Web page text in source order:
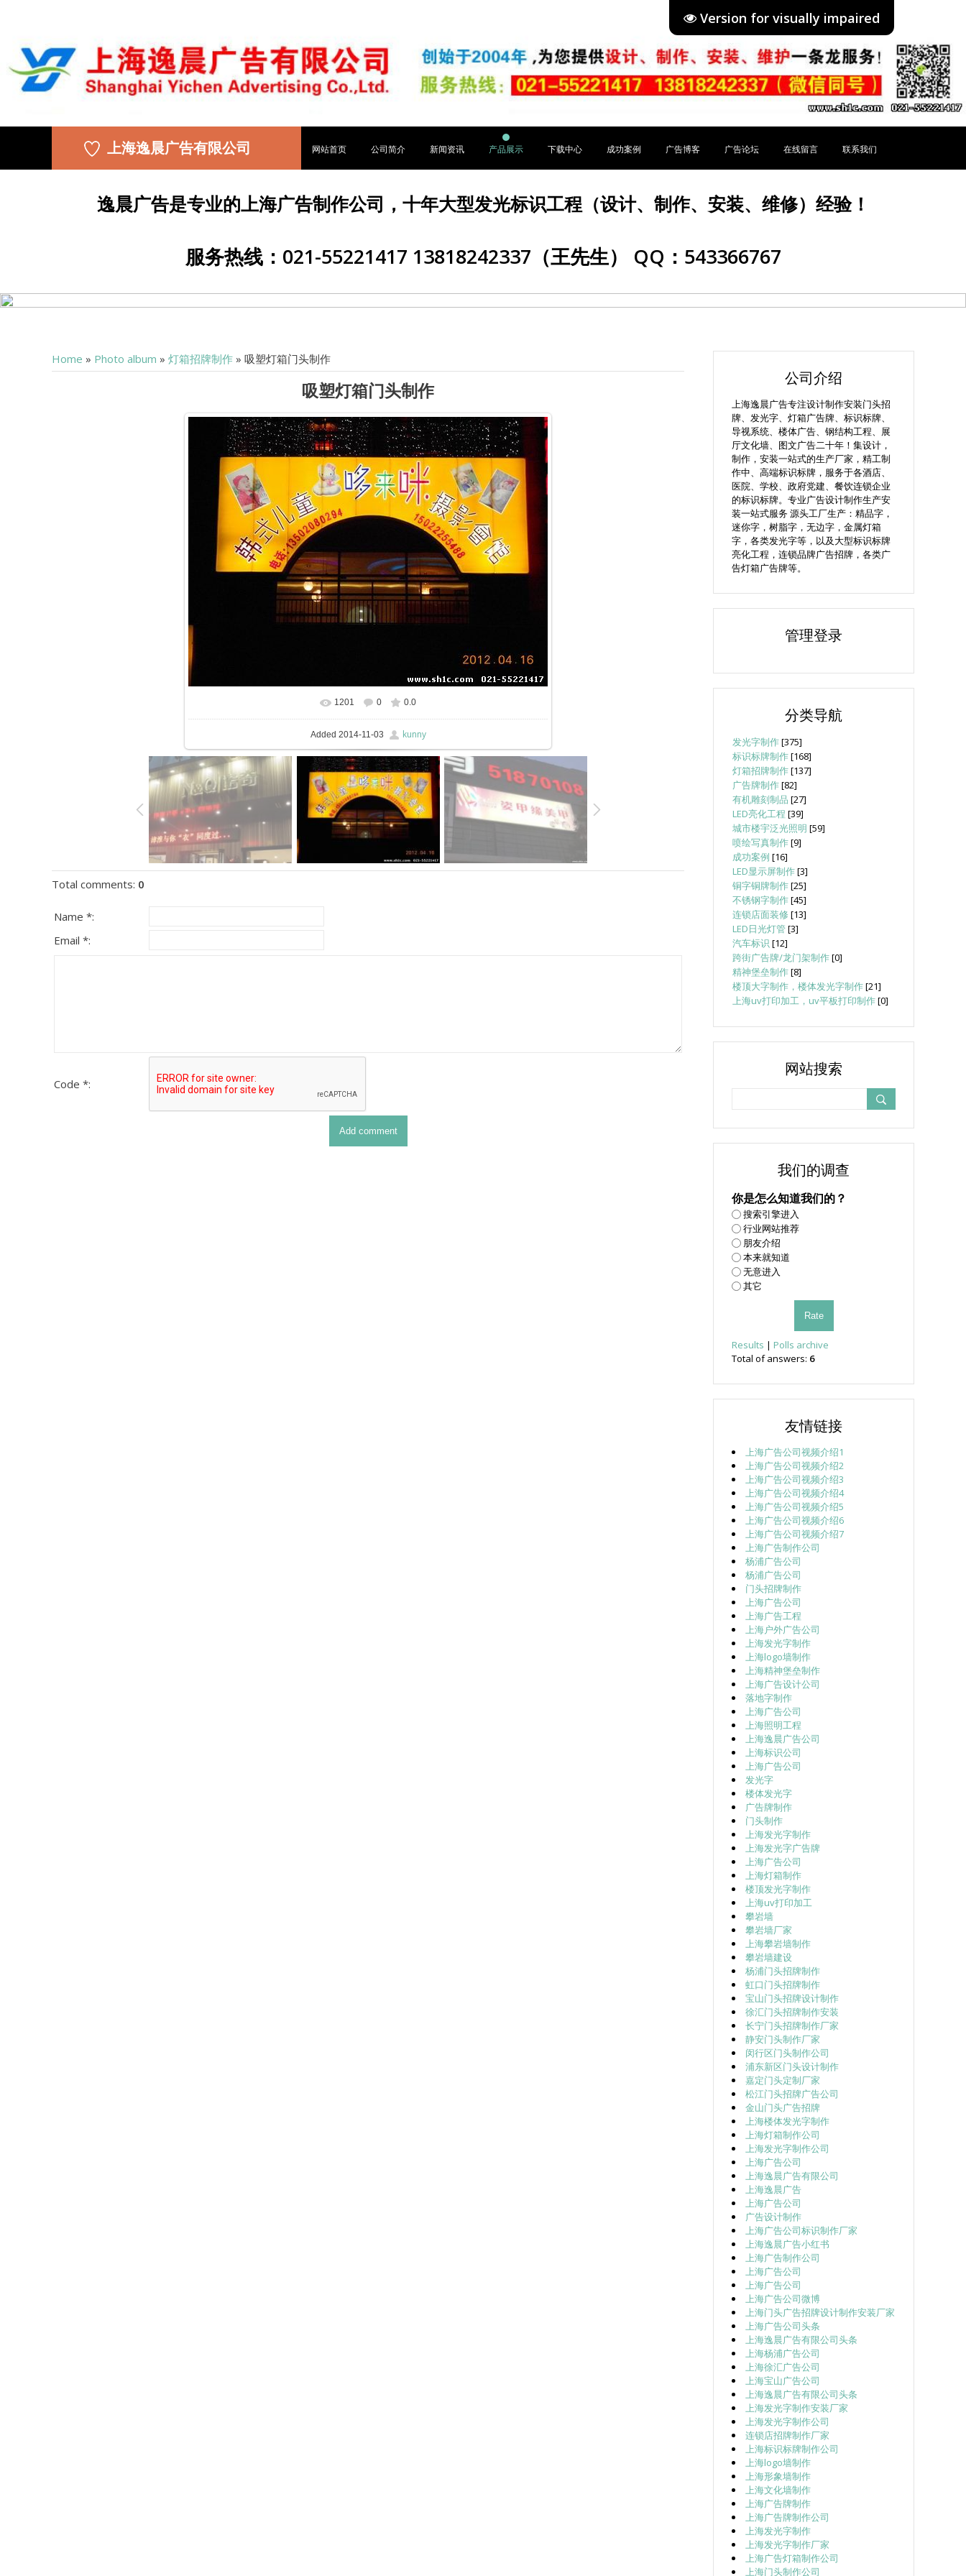
Version for visually impaired
上海逸晨广告有限公司 网站首页 公司简介 新闻资讯 产品展示 下载中心 成功案例 广告博客 广告论坛 在线留言 联系我们
逸晨广告是专业的上海广告制作公司，十年大型发光标识工程（设计、制作、安装、维修）经验！
服务热线：021-55221417 13818242337（王先生） QQ：543366767
Home » Photo album » 灯箱招牌制作 » 吸塑灯箱门头制作
吸塑灯箱门头制作
1201 0 0.0
Added 2014-11-03 kunny
Total comments: 0
Name *:
Email *:
Code *:
公司介绍
上海逸晨广告专注设计制作安装门头招
牌、发光字、灯箱广告牌、标识标牌、
导视系统、楼体广告、钢结构工程、展
厅文化墙、图文广告二十年！集设计，
制作，安装一站式的生产厂家，精工制
作中、高端标识标牌，服务于各酒店、
医院、学校、政府党建、餐饮连锁企业
的标识标牌。专业广告设计制作生产安
装一站式服务 源头工厂生产：精品字，
迷你字，树脂字，无边字，金属灯箱
字，各类发光字等，以及大型标识标牌
亮化工程，连锁品牌广告招牌，各类广
告灯箱广告牌等。
管理登录
分类导航
发光字制作[375]
标识标牌制作[168]
灯箱招牌制作[137]
广告牌制作[82]
有机雕刻制品 [27]
LED亮化工程 [39]
城市楼宇泛光照明 [59]
喷绘写真制作[9]
成功案例 [16]
LED显示屏制作[3]
铜字铜牌制作[25]
不锈钢字制作[45]
连锁店面装修 [13]
LED日光灯管[3]
汽车标识 [12]
跨街广告牌/龙门架制作[0]
精神堡垒制作[8]
楼顶大字制作，楼体发光字制作[21]
上海uv打印加工，uv平板打印制作[0]
网站搜索
我们的调查
你是怎么知道我们的？
搜索引擎进入
行业网站推荐
朋友介绍
本来就知道
无意进入
其它
Results | Polls archive
Total of answers: 6
友情链接
上海广告公司视频介绍1
上海广告公司视频介绍2
上海广告公司视频介绍3
上海广告公司视频介绍4
上海广告公司视频介绍5
上海广告公司视频介绍6
上海广告公司视频介绍7
上海广告制作公司
杨浦广告公司
杨浦广告公司
门头招牌制作
上海广告公司
上海广告工程
上海户外广告公司
上海发光字制作
上海logo墙制作
上海精神堡垒制作
上海广告设计公司
落地字制作
上海广告公司
上海照明工程
上海逸晨广告公司
上海标识公司
上海广告公司
发光字
楼体发光字
广告牌制作
门头制作
上海发光字制作
上海发光字广告牌
上海广告公司
上海灯箱制作
楼顶发光字制作
上海uv打印加工
攀岩墙
攀岩墙厂家
上海攀岩墙制作
攀岩墙建设
杨浦门头招牌制作
虹口门头招牌制作
宝山门头招牌设计制作
徐汇门头招牌制作安装
长宁门头招牌制作厂家
静安门头制作厂家
闵行区门头制作公司
浦东新区门头设计制作
嘉定门头定制厂家
松江门头招牌广告公司
金山门头广告招牌
上海楼体发光字制作
上海灯箱制作公司
上海发光字制作公司
上海广告公司
上海逸晨广告有限公司
上海逸晨广告
上海广告公司
广告设计制作
上海广告公司标识制作厂家
上海逸晨广告小红书
上海广告制作公司
上海广告公司
上海广告公司
上海广告公司微博
上海门头广告招牌设计制作安装厂家
上海广告公司头条
上海逸晨广告有限公司头条
上海杨浦广告公司
上海徐汇广告公司
上海宝山广告公司
上海逸晨广告有限公司头条
上海发光字制作安装厂家
上海发光字制作公司
连锁店招牌制作厂家
上海标识标牌制作公司
上海logo墙制作
上海形象墙制作
上海文化墙制作
上海广告牌制作
上海广告牌制作公司
上海发光字制作
上海发光字制作厂家
上海广告灯箱制作公司
上海门头制作公司